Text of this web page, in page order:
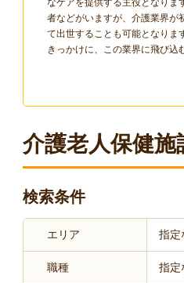
なケアを提供する主役となりま
者などがいますが、介護業界が
て出世することも可能となりま
きっかけに、この業界に飛び込
介護老人保健施
検索条件
エリア 指定
職種 指定